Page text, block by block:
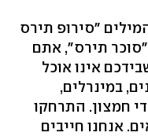
"סירופ תירס
תירס", אתם
אינו אוכל
במינרלים,
חמצון. התרחקו
אנחנו חייבים